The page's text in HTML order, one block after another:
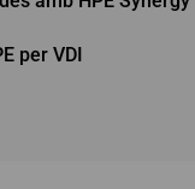
per VDI